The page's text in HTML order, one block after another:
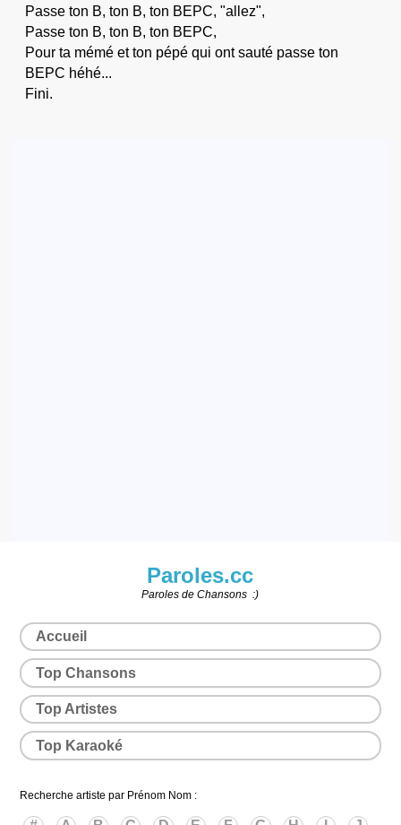
Passe ton B, ton B, ton BEPC, "allez",
Passe ton B, ton B, ton BEPC,
Pour ta mémé et ton pépé qui ont sauté passe ton
BEPC héhé...
Fini.
Paroles.cc
Paroles de Chansons :)
Accueil
Top Chansons
Top Artistes
Top Karaoké
Recherche artiste par Prénom Nom :